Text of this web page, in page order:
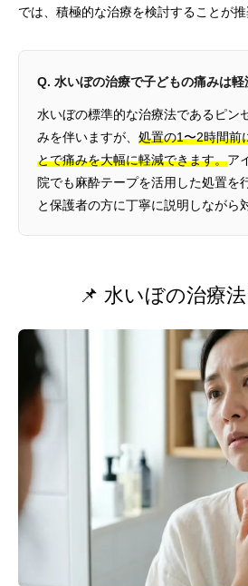
では、積極的な治療を検討することが推
Q. 水いぼの治療で子どもの痛みは軽
水いぼの標準的な治療法であるピン
みを伴いますが、 処置の1〜2時間前
とで痛みを大幅に軽減できます。ア
院でも麻酔テープを活用した処置を
と保護者の方に丁寧に説明しながら
📌 水いぼの治療